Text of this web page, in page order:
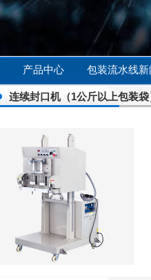
产品中心 包装流水线
连续封口机（1公斤以上包装袋